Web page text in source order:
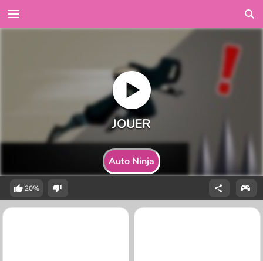
Auto Ninja
20%